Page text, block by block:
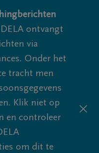
DELA ontvangt
via
Onder het
tracht men
Klik niet op
en controleer
om dit te